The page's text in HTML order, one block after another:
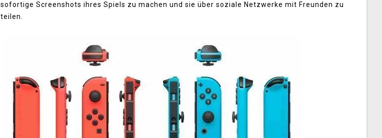
sofortige Screenshots ihres Spiels zu machen und sie über soziale Netzwerke mit Freunden zu
teilen.